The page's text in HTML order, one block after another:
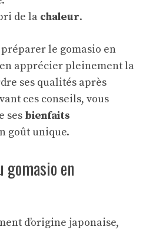
de la chaleur.
le gomasio en
apprécier pleinement la
ses qualités après
ces conseils, vous
ses bienfaits
goût unique.
gomasio en
d’origine japonaise,